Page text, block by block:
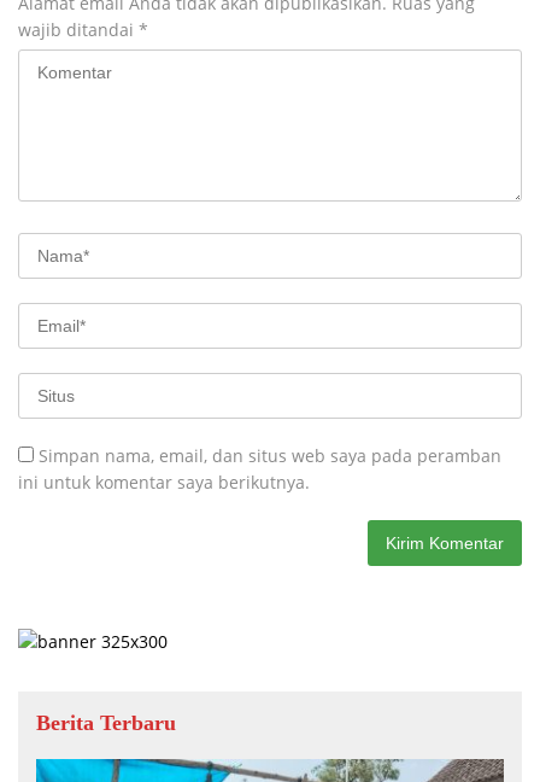
wajib ditandai *
Simpan nama, email, dan situs web saya pada peramban
ini untuk komentar saya berikutnya.
Berita Terbaru